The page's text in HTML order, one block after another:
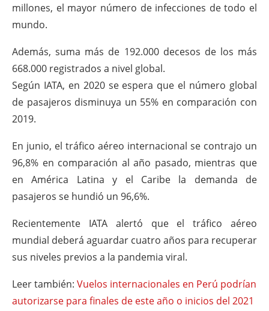
millones, el mayor número de infecciones de todo el
mundo.
Además, suma más de 192.000 decesos de los más
668.000 registrados a nivel global.
Según IATA, en 2020 se espera que el número global
de pasajeros disminuya un 55% en comparación con
2019.
En junio, el tráfico aéreo internacional se contrajo un
96,8% en comparación al año pasado, mientras que
en América Latina y el Caribe la demanda de
pasajeros se hundió un 96,6%.
Recientemente IATA alertó que el tráfico aéreo
mundial deberá aguardar cuatro años para recuperar
sus niveles previos a la pandemia viral.
Leer también: Vuelos internacionales en Perú podrían
autorizarse para finales de este año o inicios del 2021